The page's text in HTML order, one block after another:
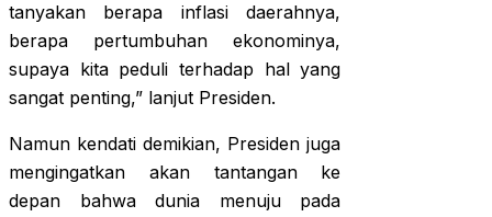
tanyakan berapa inflasi daerahnya,
berapa pertumbuhan ekonominya,
supaya kita peduli terhadap hal yang
sangat penting,” lanjut Presiden.
Namun kendati demikian, Presiden juga
mengingatkan akan tantangan ke
depan bahwa dunia menuju pada